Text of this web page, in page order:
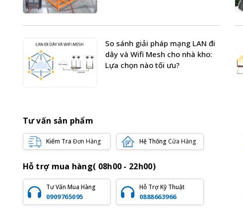
So sánh giải pháp mạng LAN đi
dây và Wifi Mesh cho nhà kho:
Lựa chọn nào tối ưu?
Tư vấn sản phẩm
Kiểm Tra Đơn Hàng Hệ Thống Cửa Hàng
Hỗ trợ mua hàng( 08h00 - 22h00)
Tư Vấn Mua Hàng
0909765095
Hỗ Trợ Kỹ Thuật
0888663966